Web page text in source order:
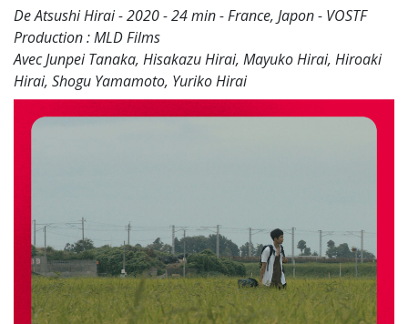
De Atsushi Hirai - 2020 - 24 min - France, Japon - VOSTF
Production : MLD Films
Avec Junpei Tanaka, Hisakazu Hirai, Mayuko Hirai, Hiroaki
Hirai, Shogu Yamamoto, Yuriko Hirai